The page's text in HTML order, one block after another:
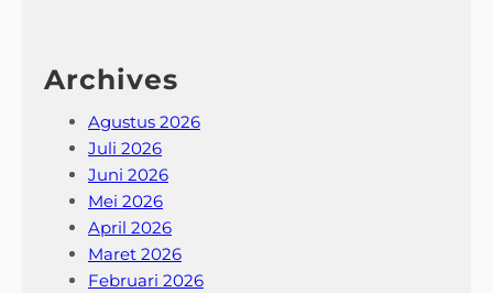
Archives
Agustus 2026
Juli 2026
Juni 2026
Mei 2026
April 2026
Maret 2026
Februari 2026